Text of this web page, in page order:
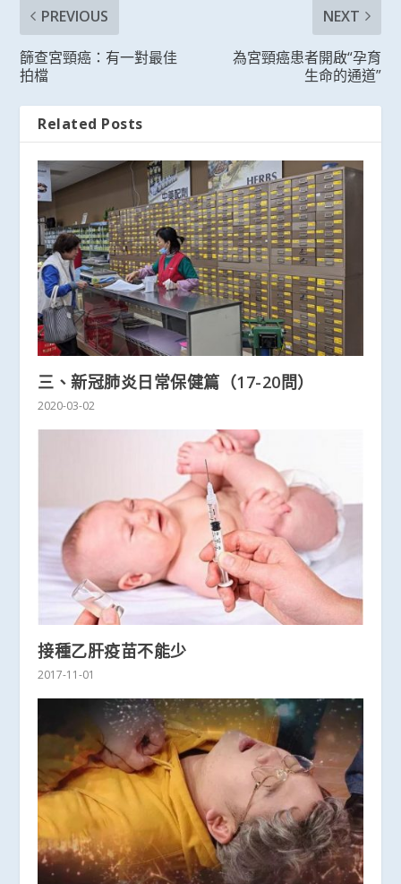
PREVIOUS
篩查宮頸癌：有一對最佳
拍檔
NEXT
為宮頸癌患者開啟“孕育
生命的通道”
Related Posts
三、新冠肺炎日常保健篇（17-20問）
2020-03-02
接種乙肝疫苗不能少
2017-11-01